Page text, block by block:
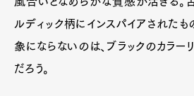
ルディック柄にインスパイアされたも
象にならないのは、ブラックのカラー
だろう。